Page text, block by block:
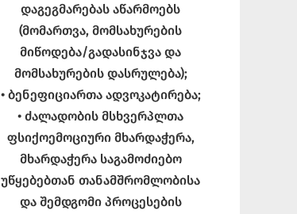
დაგეგმარებას აწარმოებს
(მომართვა, მომსახურების
მიწოდება/გადასინჯვა და
მომსახურების დასრულება);
• ბენეფიციართა ადვოკატირება;
• ძალადობის მსხვერპლთა
ფსიქოემოციური მხარდაჭერა,
მხარდაჭერა საგამოძიებო
უწყებებთან თანამშრომლობისა
და შემდგომი პროცესების